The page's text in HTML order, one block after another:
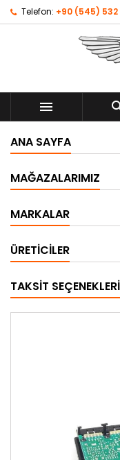
Telefon: +90 (545) 532

ANA SAYFA
MAĞAZALARIMIZ
MARKALAR
ÜRETICILER
TAKSIT SEÇENEKLERI